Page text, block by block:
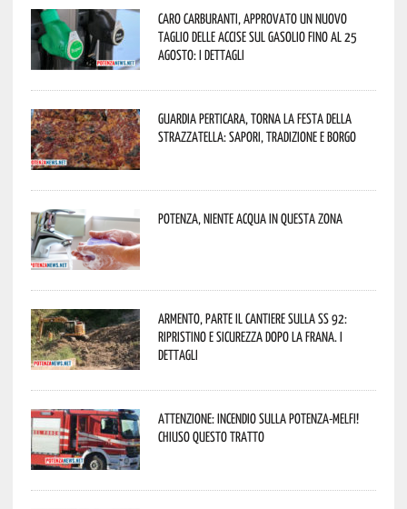
Caro carburanti, approvato un nuovo
taglio delle accise sul gasolio fino al 25
agosto: i dettagli
Guardia Perticara, torna la Festa della
Strazzatella: sapori, tradizione e borgo
Potenza, niente acqua in questa zona
Armento, parte il cantiere sulla SS 92:
ripristino e sicurezza dopo la frana. I
dettagli
Attenzione: incendio sulla Potenza-Melfi!
Chiuso questo tratto